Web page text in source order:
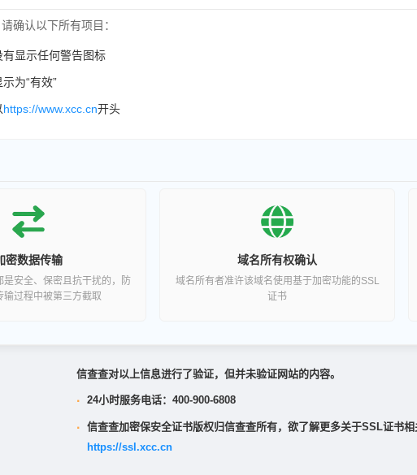
确认以下所有项目：
显示任何警告图标
为“有效”
https://www.xcc.cn开头
密数据传输
是安全、保密且抗干扰的，防
输过程中被第三方截取
域名所有权确认
域名所有者准许该域名使用基于加密功能的SSL
证书
信查查对以上信息进行了验证，但并未验证网站的内容。
· 24小时服务电话：400-900-6808
· 信查查加密保安全证书版权归信查查所有，欲了解更多关于SSL证书相
https://ssl.xcc.cn